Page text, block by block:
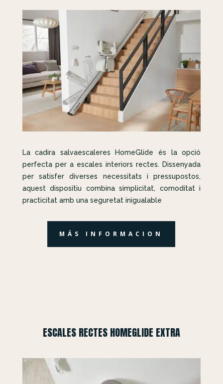
La cadira salvaescaleres HomeGlide és la opció
perfecta per a escales interiors rectes. Dissenyada
per satisfer diverses necessitats i pressupostos,
aquest dispositiu combina simplicitat, comoditat i
practicitat amb una seguretat inigualable
MÁS INFORMACION
ESCALES RECTES HOMEGLIDE EXTRA